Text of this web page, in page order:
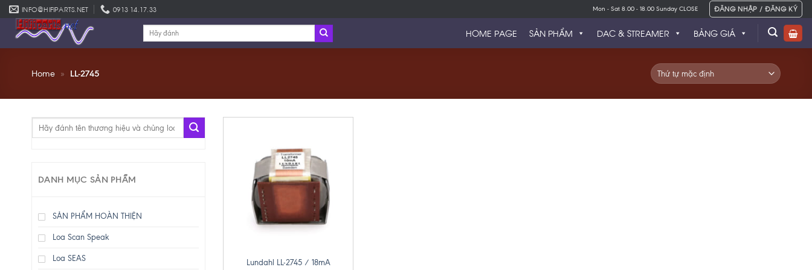
Skip
to
content
INFO@HIFIPARTS.NET 0913 14.17.33 Mon - Sat 8.00 - 18.00 Sunday CLOSE ĐĂNG NHẬP / ĐĂNG KÝ
Tìm
HOME PAGE SẢN PHẨM BẢNG GIÁ
DAC & STREAMER
Home » LL-2745
Tìm
DANH MỤC SẢN PHẨM
SẢN PHẨM HOÀN THIỆN
Loa Scan Speak
Loa SEAS
Lundahl LL-2745 / 18mA